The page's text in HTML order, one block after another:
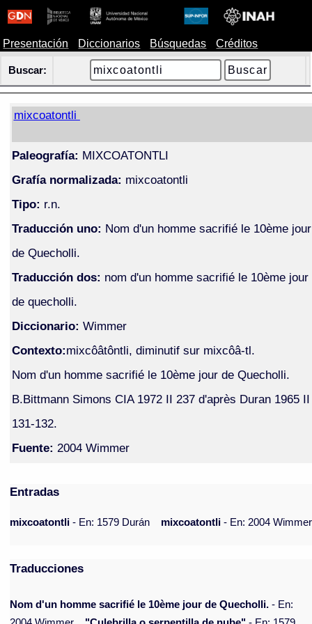
Presentación Diccionarios Búsquedas Créditos
Buscar:
mixcoatontli
Paleografía: MIXCOATONTLI
Grafía normalizada: mixcoatontli
Tipo: r.n.
Traducción uno: Nom d'un homme sacrifié le 10ème jour
de Quecholli.
Traducción dos: nom d'un homme sacrifié le 10ème jour
de quecholli.
Diccionario: Wimmer
Contexto:mixcôâtôntli, diminutif sur mixcôâ-tl.
Nom d'un homme sacrifié le 10ème jour de Quecholli.
B.Bittmann Simons CIA 1972 II 237 d'après Duran 1965 II
131-132.
Fuente: 2004 Wimmer
Entradas
mixcoatontli- En: 1579 Durán mixcoatontli- En: 2004 Wimmer
Traducciones
Nom d'un homme sacrifié le 10ème jour de Quecholli. - En: